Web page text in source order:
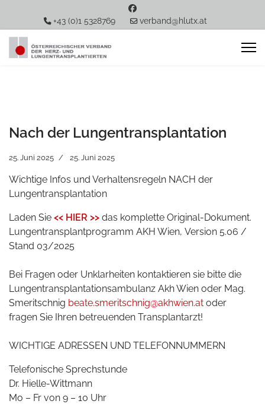
+43 (0)1 5328769 verband@hlutx.at
Nach der Lungentransplantation
25. Juni 2025 25. Juni 2025
Wichtige Infos und Verhaltensregeln NACH der
Lungentransplantation
Laden Sie << HIER >> das komplette Original-Dokument.
Lungentransplantprogramm AKH Wien, Version 5.06 /
Stand 03/2025
Bei Fragen oder Unklarheiten kontaktieren sie bitte die
Lungentransplantationsambulanz Akh Wien oder Mag.
Smeritschnig beate.smeritschnig@akhwien.at oder
fragen Sie Ihren betreuenden Transplantarzt!
WICHTIGE ADRESSEN UND TELEFONNUMMERN
Telefonische Sprechstunde
Dr. Hielle-Wittmann
Mo – Fr von 9 – 10 Uhr